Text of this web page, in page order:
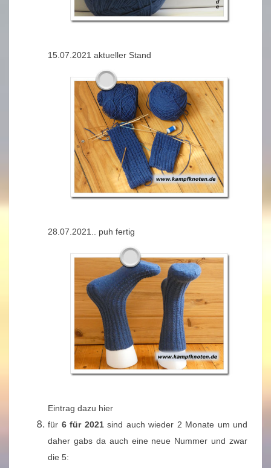
15.07.2021 aktueller Stand
28.07.2021.. puh fertig
Eintrag dazu hier
für 6 für 2021sind auch wieder 2 Monate um und
daher gabs da auch eine neue Nummer und zwar
die 5: